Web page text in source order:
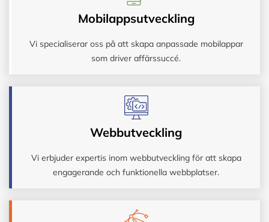
Mobilappsutveckling
Vi specialiserar oss på att skapa anpassade mobilappar
som driver affärssuccé.
Webbutveckling
Vi erbjuder expertis inom webbutveckling för att skapa
engagerande och funktionella webbplatser.